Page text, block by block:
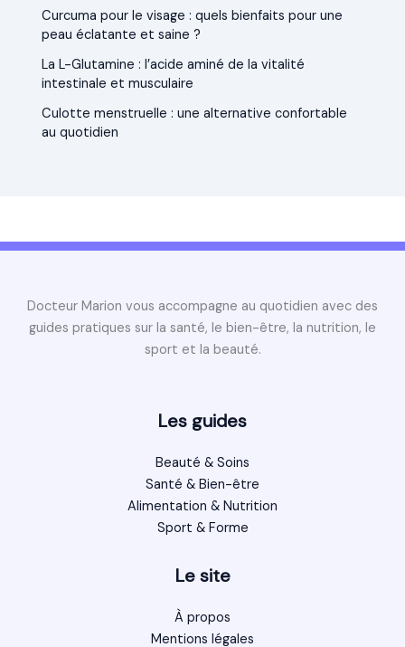
Curcuma pour le visage : quels bienfaits pour une
peau éclatante et saine ?
La L-Glutamine : l’acide aminé de la vitalité
intestinale et musculaire
Culotte menstruelle : une alternative confortable
au quotidien
Docteur Marion vous accompagne au quotidien avec des
guides pratiques sur la santé, le bien-être, la nutrition, le
sport et la beauté.
Les guides
Beauté & Soins
Santé & Bien-être
Alimentation & Nutrition
Sport & Forme
Le site
À propos
Mentions légales